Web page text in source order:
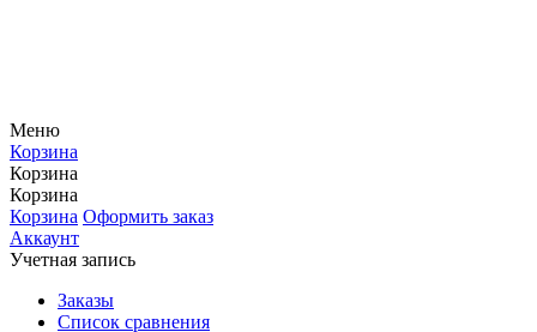
Меню
Корзина
Корзина
Корзина
Корзина Оформить заказ
Аккаунт
Учетная запись
Заказы
Список сравнения